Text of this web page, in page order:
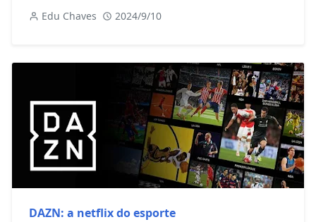
Edu Chaves 2024/9/10
DAZN: a netflix do esporte